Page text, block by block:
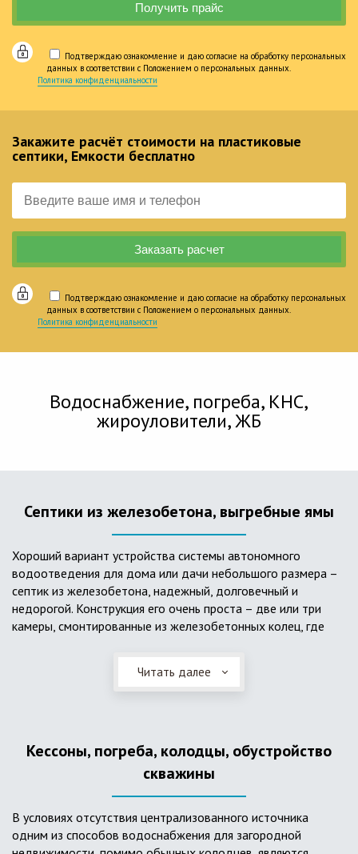
Подтверждаю ознакомление и даю согласие на обработку персональных
данных в соответствии с Положением о персональных данных.
Политика конфиденциальности
Закажите расчёт стоимости на пластиковые
септики, Емкости бесплатно
Подтверждаю ознакомление и даю согласие на обработку персональных
данных в соответствии с Положением о персональных данных.
Политика конфиденциальности
Водоснабжение, погреба, КНС,
жироуловители, ЖБ
Септики из железобетона, выгребные ямы
Хороший вариант устройства системы автономного
водоотведения для дома или дачи небольшого размера –
септик из железобетона, надежный, долговечный и
недорогой. Конструкция его очень проста – две или три
камеры, смонтированные из железобетонных колец, где
слой дренажа, устроенный из щебня и песка. Для септика
требуется только очищение через определенное время
большую прочность по сравнению с пластиковыми
Читать далее
Кессоны, погреба, колодцы, обустройство
скважины
В условиях отсутствия централизованного источника
одним из способов водоснабжения для загородной